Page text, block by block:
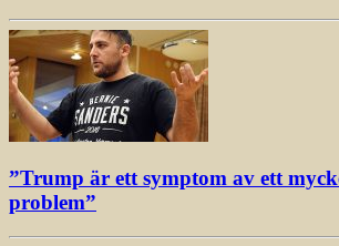
”Trump är ett symptom av ett
problem”